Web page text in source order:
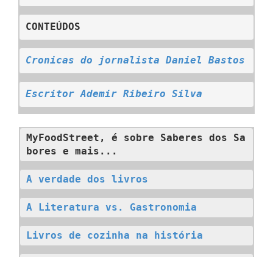
CONTEÚDOS
Cronicas do jornalista Daniel Bastos
Escritor Ademir Ribeiro Silva
MyFoodStreet, é sobre Saberes dos Sa
bores e mais...
A verdade dos livros
A Literatura vs. Gastronomia
Livros de cozinha na história